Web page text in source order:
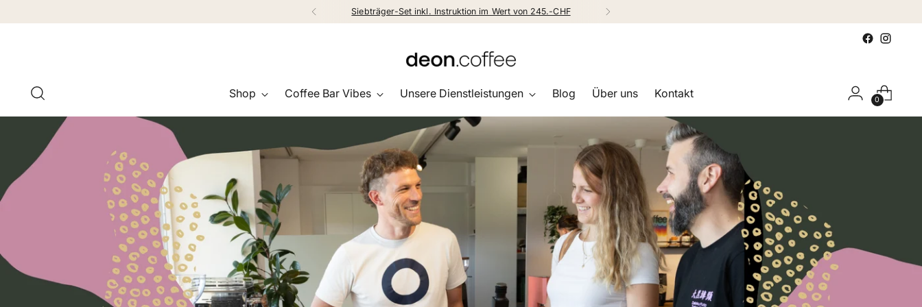
Siebträger-Set inkl. Instruktion im Wert von 245.-CHF
Shop Coffee Bar Vibes Unsere Dienstleistungen Blog Über uns Kontakt 0